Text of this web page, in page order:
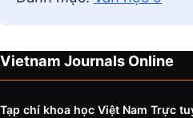
Vietnam Journals Online
Tạp chí khoa học Việt Nam Trực